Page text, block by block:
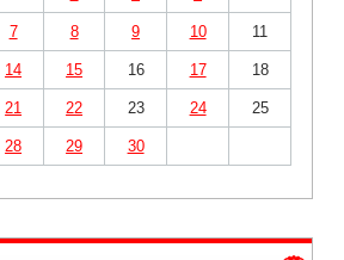
7 8 9 10 11
14 15 16 17 18
21 22 23 24 25
28 29 30